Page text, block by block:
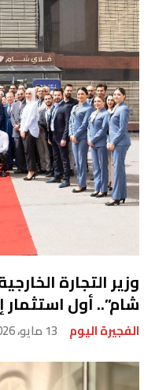
وزير التجارة
شام”.. أول استثمار
الفجيرة اليوم 13 مايو، 2026